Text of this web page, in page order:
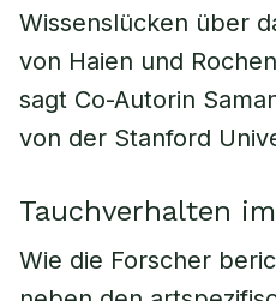
Wissenslücken über
von Haien und
sagt Co-Autorin
von der Stanford
Tauchverhalten
Wie die Forscher